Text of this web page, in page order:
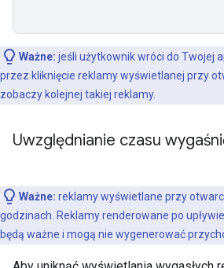
Ważne: jeśli użytkownik wróci do Twojej
przez kliknięcie reklamy wyświetlanej przy
zobaczy kolejnej takiej reklamy.
Uwzględnianie czasu
Ważne: reklamy wyświetlane przy
godzinach. Reklamy renderowane po
będą ważne i mogą nie wygenerować